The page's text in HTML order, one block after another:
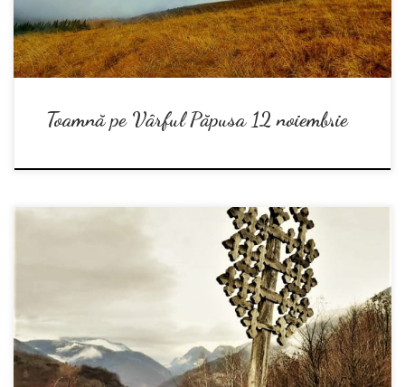
Toamnă pe Vârful Păpusa 12 noiembrie
In aceasta primavara va propunem o frumoasa drumetie in Valea Cernei,
acolo unde vom urca pe varful Domogled, cel mai inalt din muntii
Mehedinti, vom lua la pas Cheile Țăsnei și vom admira unul dintre cele
mai pitoresti si izolate catune de munte din Europa, Inelet. Catunul Inelet
este un sat în comuna Cornereva din județul Caraș-Severin din Banat,
acolo […]